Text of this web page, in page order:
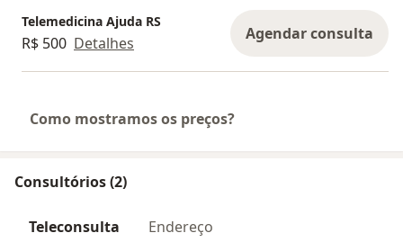
Telemedicina Ajuda RS
R$ 500 Detalhes Agendar consulta
Como mostramos os preços?
Consultórios (2)
Teleconsulta Endereço